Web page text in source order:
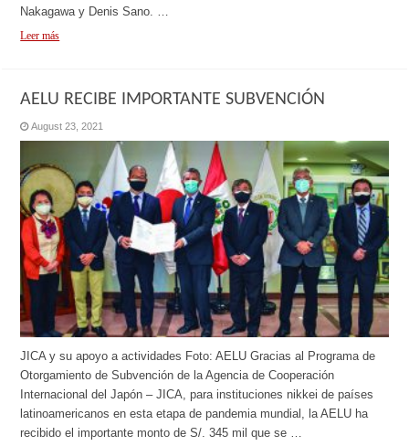
Nakagawa y Denis Sano. …
Leer más
AELU RECIBE IMPORTANTE SUBVENCIÓN
August 23, 2021
JICA y su apoyo a actividades Foto: AELU Gracias al Programa de
Otorgamiento de Subvención de la Agencia de Cooperación
Internacional del Japón – JICA, para instituciones nikkei de países
latinoamericanos en esta etapa de pandemia mundial, la AELU ha
recibido el importante monto de S/. 345 mil que se …